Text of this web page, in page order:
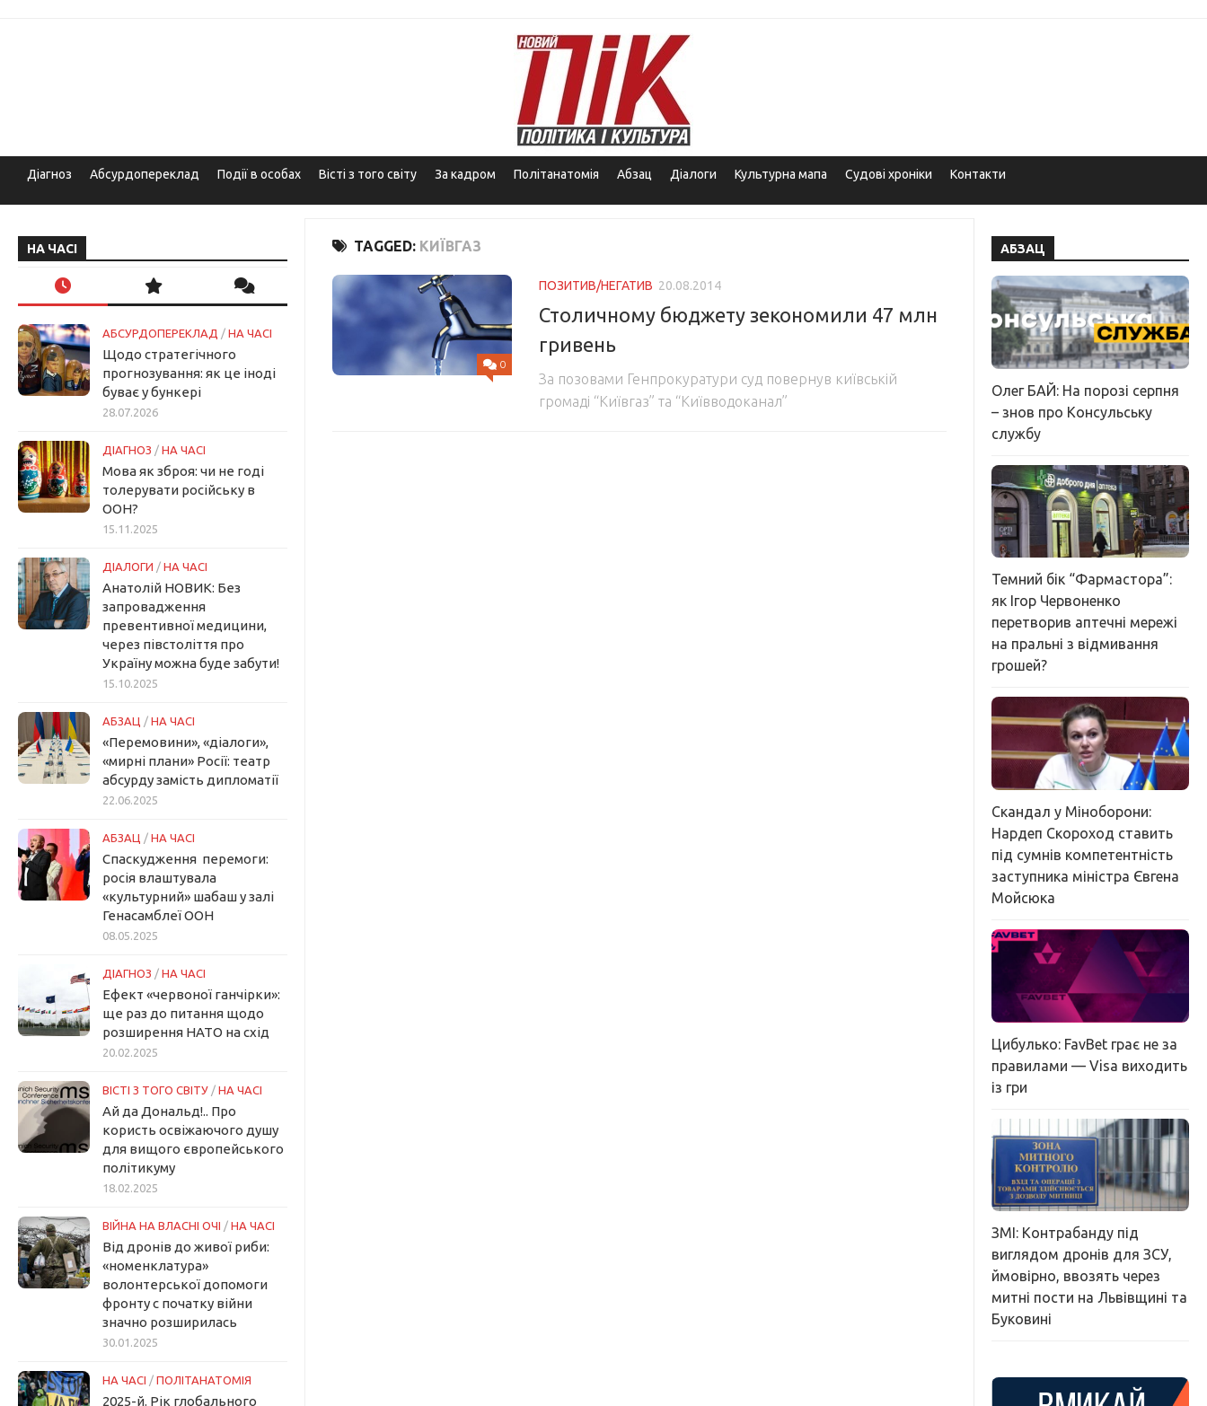
Діагноз Абсурдопереклад Події в особах Вісті з того світу За кадром Політанатомія Абзац Діалоги Культурна мапа Судові хроніки Контакти
TAGGED: КИЇВГАЗ
0
ПОЗИТИВ/НЕГАТИВ 20.08.2014
Столичному бюджету зекономили 47 млн
гривень
За позовами Генпрокуратури суд повернув київській
громаді “Київгаз” та “Київводоканал”
НА ЧАСІ
АБСУРДОПЕРЕКЛАД / НА ЧАСІ
Щодо стратегічного
прогнозування: як це іноді
буває у бункері
28.07.2026
ДІАГНОЗ / НА ЧАСІ
Мова як зброя: чи не годі
толерувати російську в
ООН?
15.11.2025
ДІАЛОГИ / НА ЧАСІ
Анатолій НОВИК: Без
запровадження
превентивної медицини,
через півстоліття про
Україну можна буде забути!
15.10.2025
АБЗАЦ / НА ЧАСІ
«Перемовини», «діалоги»,
«мирні плани» Росії: театр
абсурду замість дипломатії
22.06.2025
АБЗАЦ / НА ЧАСІ
Спаскудження перемоги:
росія влаштувала
«культурний» шабаш у залі
Генасамблеї ООН
08.05.2025
ДІАГНОЗ / НА ЧАСІ
Ефект «червоної ганчірки»:
ще раз до питання щодо
розширення НАТО на схід
20.02.2025
ВІСТІ З ТОГО СВІТУ / НА ЧАСІ
Ай да Дональд!.. Про
користь освіжаючого душу
для вищого європейського
політикуму
18.02.2025
ВІЙНА НА ВЛАСНІ ОЧІ / НА ЧАСІ
Від дронів до живої риби:
«номенклатура»
волонтерської допомоги
фронту с початку війни
значно розширилась
30.01.2025
НА ЧАСІ / ПОЛІТАНАТОМІЯ
2025-й. Рік глобального
АБЗАЦ
Олег БАЙ: На порозі серпня
– знов про Консульську
службу
Темний бік “Фармастора”:
як Ігор Червоненко
перетворив аптечні мережі
на пральні з відмивання
грошей?
Скандал у Міноборони:
Нардеп Скороход ставить
під сумнів компетентність
заступника міністра Євгена
Мойсюка
Цибулько: FavBet грає не за
правилами — Visa виходить
із гри
ЗМІ: Контрабанду під
виглядом дронів для ЗСУ,
ймовірно, ввозять через
митні пости на Львівщині та
Буковині